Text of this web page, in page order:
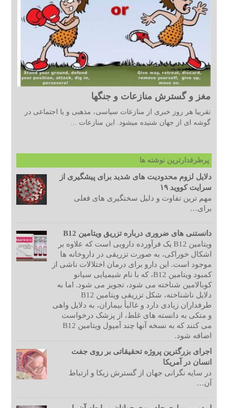
مغز و گسترش منازعات و جنگها
تقریبا هر روز خبری از منازعات سیاسی، مذهبی و یا اجتماعی در
گوشه ای از جهان شنیده میشود. این منازعات ...
پرطرفدارترین نوشته ها
دلایل لزوم محدودیت های شدید برای پیشگیری از
سرایت کووید ۱۹
مهم ترین تفاوت و دلیل سختگیری های فعلی
برای…
دانستنی های ضروری درباره تزریق ویتامین B12
ویتامین B12 یک فرآورده دارویی است که علاوه بر
اشکال خوراکی، به صورت تزریقی در داروخانه ها
موجود است. این دارو برای درمان اختلالات ناشی از
کمبود ویتامین B12، که با نام شیمیایی سیانو
کوبالامین شناخته می شود، تجویز می شود. اما به
دلایل ناشناخته، شکل تزریقی ویتامین B12
طرفداران زیادی دارد و غالبأ بیماران، به دلایل واهی
و متکی به دانسته های غلط، از پزشک درخواست
می کنند که به نسخه آنها چند آمپول ویتامین B12
اضافه شود.
اجرای بزرگترین پروژه تحقیقاتی بر روی جفت
انسان در آمریکا
در سایه نگرانی جهان از گسترش زیکا و ارتباط
آن…